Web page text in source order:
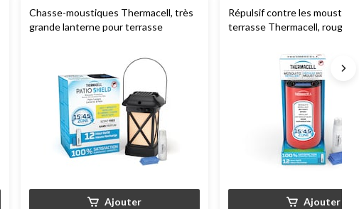
Chasse-moustiques Thermacell, très
grande lanterne pour terrasse
Ajouter
Répulsif contre les
terrasse Thermacell, rouge
Ajouter